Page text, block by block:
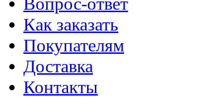
Как заказать
Покупателям
Доставка
Контакты